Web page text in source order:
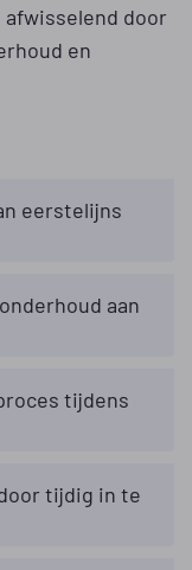
door
en
eerstelijns
aan
tijdens
tijdig in te